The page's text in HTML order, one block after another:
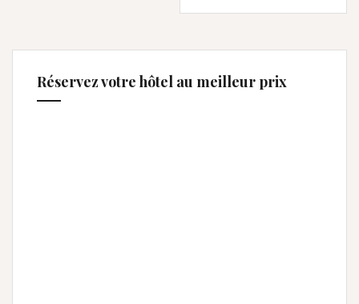
Réservez votre hôtel au meilleur prix